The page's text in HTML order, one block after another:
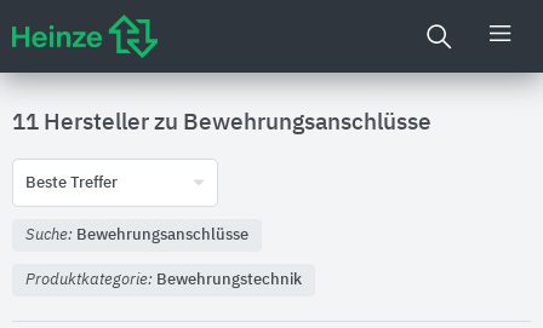
11 Hersteller zu Bewehrungsanschlüsse
Beste Treffer
Suche: Bewehrungsanschlüsse
Produktkategorie: Bewehrungstechnik